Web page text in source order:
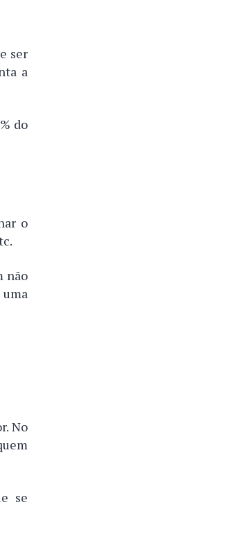
ser
a
do
o
não
No
se